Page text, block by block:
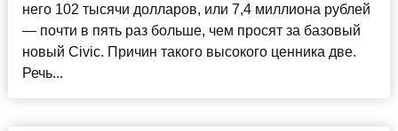
него 102 тысячи долларов, или 7,4 миллиона рублей
— почти в пять раз больше, чем просят за базовый
новый Civic. Причин такого высокого ценника две.
Речь...